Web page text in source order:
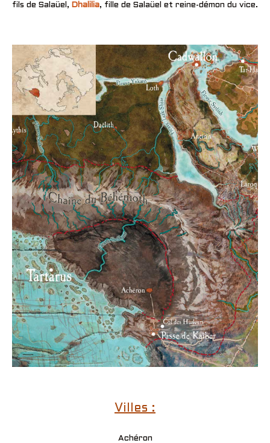
fils de Salaüel, Dhalilia, fille de Salaüel et reine-démon du vice.
Villes :
Achéron